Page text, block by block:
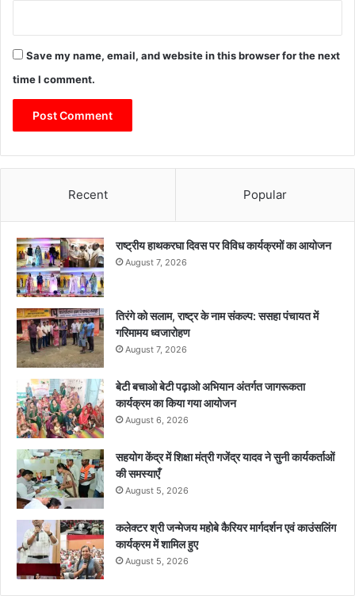
Save my name, email, and website in this browser for the next
time I comment.
Recent Popular
राष्ट्रीय हाथकरघा दिवस पर विविध कार्यक्रमों का आयोजन
August 7, 2026
तिरंगे को सलाम, राष्ट्र के नाम संकल्प: ससहा पंचायत में
गरिमामय ध्वजारोहण
August 7, 2026
बेटी बचाओ बेटी पढ़ाओ अभियान अंतर्गत जागरूकता
कार्यक्रम का किया गया आयोजन
August 6, 2026
सहयोग केंद्र में शिक्षा मंत्री गजेंद्र यादव ने सुनी कार्यकर्ताओं
की समस्याएँ
August 5, 2026
कलेक्टर श्री जन्मेजय महोबे कैरियर मार्गदर्शन एवं काउंसलिंग
कार्यक्रम में शामिल हुए
August 5, 2026